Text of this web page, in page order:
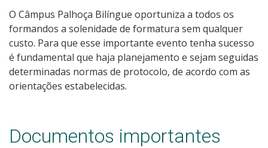
Horário de Aula
Docentes e horários de atividades
Sistemas Acadêmicos
O Câmpus Palhoça Bilíngue oportuniza a todos os
formandos a solenidade de formatura sem qualquer
custo. Para que esse importante evento tenha sucesso
é fundamental que haja planejamento e sejam seguidas
determinadas normas de protocolo, de acordo com as
orientações estabelecidas.
Documentos importantes